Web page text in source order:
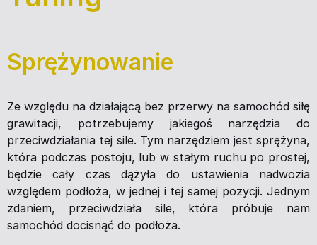
Sprężynowanie
Ze względu na działającą bez przerwy na samochód siłę
grawitacji, potrzebujemy jakiegoś narzędzia do
przeciwdziałania tej sile. Tym narzędziem jest sprężyna,
która podczas postoju, lub w stałym ruchu po prostej,
będzie cały czas dążyła do ustawienia nadwozia
względem podłoża, w jednej i tej samej pozycji. Jednym
zdaniem, przeciwdziała sile, która próbuje nam
samochód docisnąć do podłoża.